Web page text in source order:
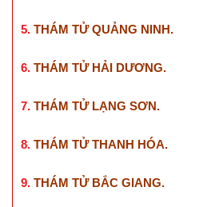
5. THÁM TỬ QUẢNG NINH.
6. THÁM TỬ HẢI DƯƠNG.
7. THÁM TỬ LẠNG SƠN.
8. THÁM TỬ THANH HÓA.
9. THÁM TỬ BẮC GIANG.